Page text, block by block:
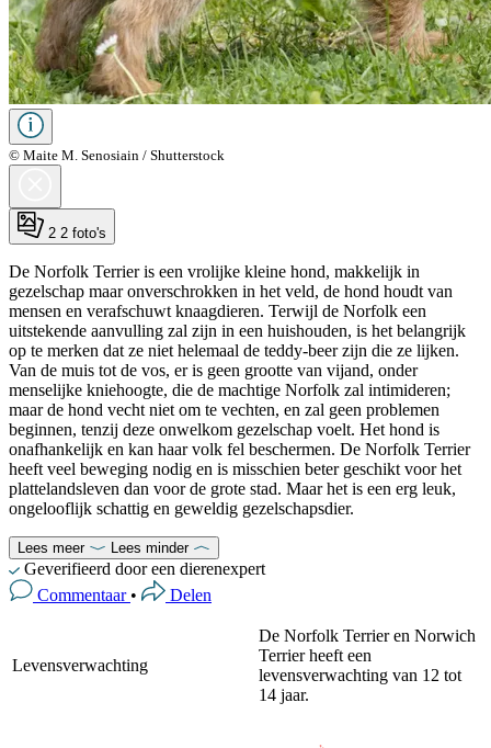
© Maite M. Senosiain / Shutterstock
2 2 foto's
De Norfolk Terrier is een vrolijke kleine hond, makkelijk in
gezelschap maar onverschrokken in het veld, de hond houdt van
mensen en verafschuwt knaagdieren. Terwijl de Norfolk een
uitstekende aanvulling zal zijn in een huishouden, is het belangrijk
op te merken dat ze niet helemaal de teddy-beer zijn die ze lijken.
Van de muis tot de vos, er is geen grootte van vijand, onder
menselijke kniehoogte, die de machtige Norfolk zal intimideren;
maar de hond vecht niet om te vechten, en zal geen problemen
beginnen, tenzij deze onwelkom gezelschap voelt. Het hond is
onafhankelijk en kan haar volk fel beschermen. De Norfolk Terrier
heeft veel beweging nodig en is misschien beter geschikt voor het
plattelandsleven dan voor de grote stad. Maar het is een erg leuk,
ongelooflijk schattig en geweldig gezelschapsdier.
Lees meer Lees minder
Geverifieerd door een dierenexpert
Commentaar • Delen
Levensverwachting
De Norfolk Terrier en Norwich
Terrier heeft een
levensverwachting van 12 tot
14 jaar.